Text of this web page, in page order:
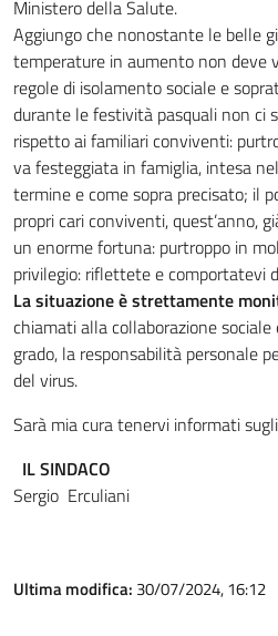
Ministero della Salute.
Aggiungo che nonostante le belle
temperature in aumento non deve
regole di isolamento sociale e
durante le festività pasquali non ci
rispetto ai familiari conviventi:
va festeggiata in famiglia, intesa
termine e come sopra precisato; il
propri cari conviventi, quest’anno,
un enorme fortuna: purtroppo in
privilegio: riflettete e comportatevi
La situazione è strettamente
chiamati alla collaborazione
grado, la responsabilità personale
del virus.
Sarà mia cura tenervi informati
IL SINDACO
Sergio Erculiani
Ultima modifica: 30/07/2024, 16:12